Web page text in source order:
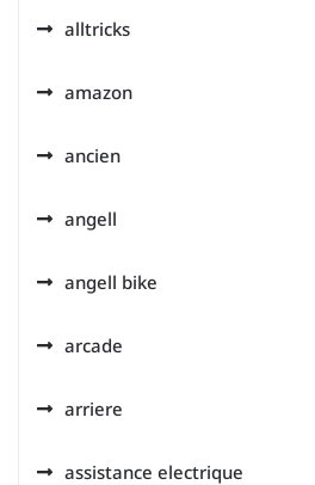
alltricks
amazon
ancien
angell
angell bike
arcade
arriere
assistance electrique